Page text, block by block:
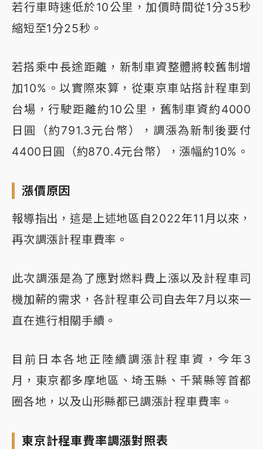
若行車時速低於10公里，加價時間從1分35秒
縮短至1分25秒。
若搭乘中長途距離，新制車資整體將較舊制增
加10%。以實際來算，從東京車站搭計程車到
台場，行駛距離約10公里，舊制車資約4000
日圓（約791.3元台幣），調漲為新制後要付
4400日圓（約870.4元台幣），漲幅約10%。
漲價原因
報導指出，這是上述地區自2022年11月以來，
再次調漲計程車費率。
此次調漲是為了應對燃料費上漲以及計程車司
機加薪的需求，各計程車公司自去年7月以來一
直在進行相關手續。
目前日本各地正陸續調漲計程車資，今年3
月，東京都多摩地區、埼玉縣、千葉縣等首都
圈各地，以及山形縣都已調漲計程車費率。
東京計程車費率調漲對照表